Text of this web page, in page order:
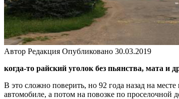
Автор Редакция Опубликовано 30.03.2019
когда-то райский уголок без пьянства, мата и
В это сложно поверить, но 92 года назад на
автомобиле, а потом на повозке по проселочной